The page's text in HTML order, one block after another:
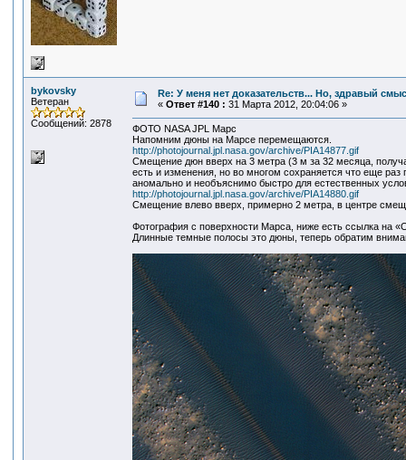
bykovsky
Ветеран
Сообщений: 2878
Re: У меня нет доказательств... Но, здравый
« Ответ #140 : 31 Марта 2012, 20:04:06 »
ФОТО NASA JPL Марс
Напомним дюны на Марсе перемещаются.
http://photojournal.jpl.nasa.gov/archive/PIA14877.gif
Смещение дюн вверх на 3 метра (3 м за 32 месяца,
есть и изменения, но во многом сохраняется что еще
аномально и необъяснимо быстро для естественных
http://photojournal.jpl.nasa.gov/archive/PIA14880.gif
Смещение влево вверх, примерно 2 метра, в центре
Фотография с поверхности Марса, ниже есть ссылка на
Длинные темные полосы это дюны, теперь обратим